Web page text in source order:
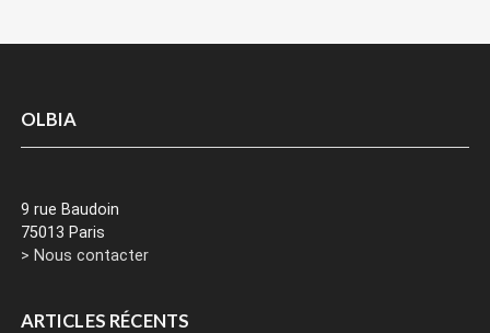
OLBIA
9 rue Baudoin
75013 Paris
> Nous contacter
ARTICLES RÉCENTS